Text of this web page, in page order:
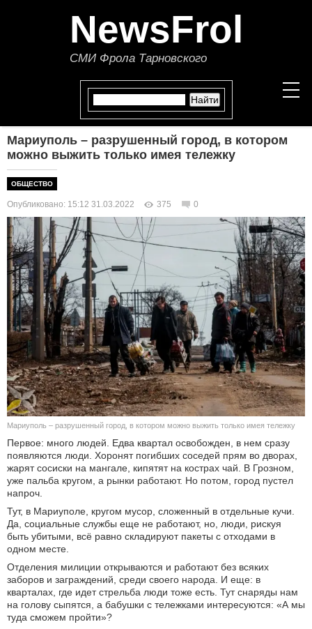
NewsFrol
СМИ Фрола Тарновского
НОВОСТИ
ПОЛИТИКА
ЭКОНОМИКА
В МИРЕ
ОБЩЕСТВО
КУЛЬТУРА
НАУКА
СПОРТ
АВТО И МОТО
БЛОГ
Мариуполь – разрушенный город, в котором
можно выжить только имея тележку
ОБЩЕСТВО
Опубликовано: 15:12 31.03.2022 375 0
Мариуполь – разрушенный город, в котором можно выжить только имея тележку
Первое: много людей. Едва квартал освобожден, в нем сразу
появляются люди. Хоронят погибших соседей прям во дворах,
жарят сосиски на мангале, кипятят на кострах чай. В Грозном,
уже пальба кругом, а рынки работают. Но потом, город пустел
напроч.
Тут, в Мариуполе, кругом мусор, сложенный в отдельные кучи.
Да, социальные службы еще не работают, но, люди, рискуя
быть убитыми, всё равно складируют пакеты с отходами в
одном месте.
Отделения милиции открываются и работают без всяких
заборов и заграждений, среди своего народа. И еще: в
кварталах, где идет стрельба люди тоже есть. Тут снаряды нам
на голову сыпятся, а бабушки с тележками интересуются: «А мы
туда сможем пройти»?